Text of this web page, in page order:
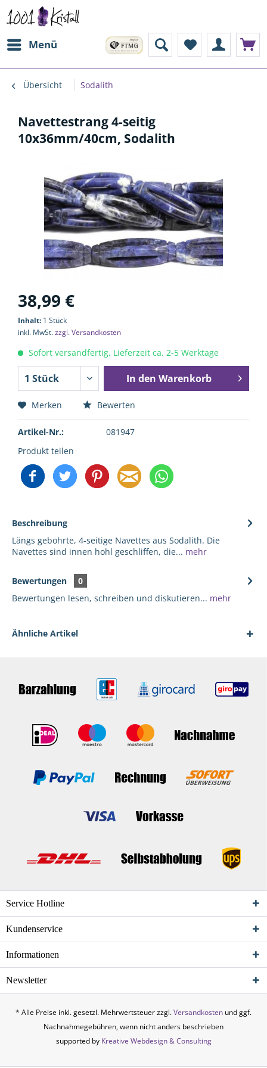
Menü
Übersicht Sodalith
Navettestrang 4-seitig
10x36mm/40cm, Sodalith
38,99 €
Inhalt: 1 Stück
inkl. MwSt.zzgl. Versandkosten
Sofort versandfertig, Lieferzeit ca. 2-5 Werktage
In den Warenkorb
Merken Bewerten
Artikel-Nr.:
081947
Produkt teilen
Beschreibung
Längs gebohrte, 4-seitige Navettes aus Sodalith. Die
Navettes sind innen hohl geschliffen, die... mehr
Bewertungen
0
Bewertungen lesen, schreiben und diskutieren... mehr
Ähnliche Artikel
Service Hotline
Kundenservice
Informationen
Newsletter
* Alle Preise inkl. gesetzl. Mehrwertsteuer zzgl.Versandkosten und ggf.
Nachnahmegebühren, wenn nicht anders beschrieben
supported by Kreative Webdesign & Consulting